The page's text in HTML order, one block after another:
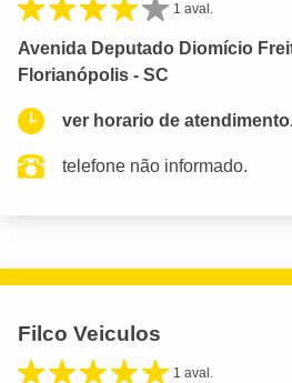
1 aval.
Avenida Deputado Diomício
Florianópolis - SC
ver horario de
telefone não informado.
Filco Veiculos
1 aval.